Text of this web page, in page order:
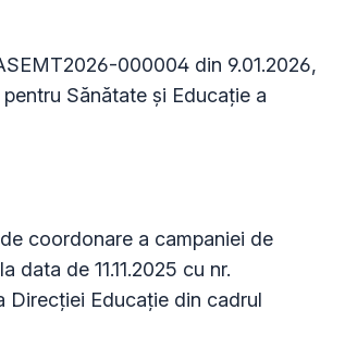
000004 din 9.01.2026,
Sănătate și Educație a
coordonare a campaniei de
de 11.11.2025 cu nr.
Direcției Educație din cadrul